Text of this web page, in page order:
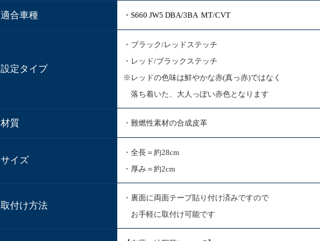
適合車種 ・S660 JW5 DBA/3BA MT/CVT
設定タイプ
・ブラック/レッドステッチ
・レッド/ブラックステッチ
※レッドの色味は鮮やかな赤(真っ赤)ではなく
落ち着いた、大人っぽい赤色となります
材質 ・難燃性素材の合成皮革
サイズ
・全長＝約28cm
・厚み＝約2cm
取付け方法
・裏面に両面テープ貼り付け済みですので
お手軽に取付け可能です